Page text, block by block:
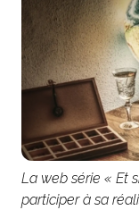
La web série « Et
participer à sa